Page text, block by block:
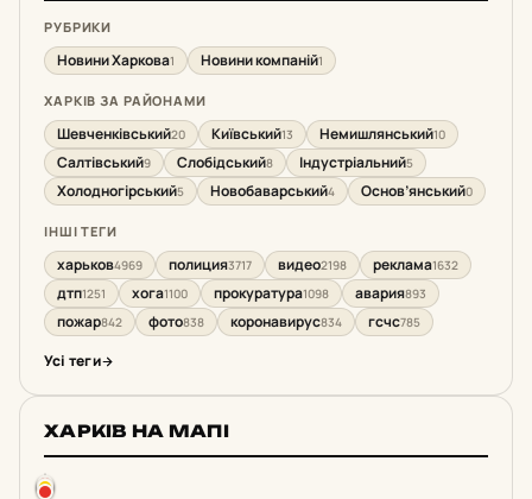
РУБРИКИ
Новини Харкова1 Новини компаній1
ХАРКІВ ЗА РАЙОНАМИ
Шевченківський20 Київський13 Немишлянський10
Салтівський9 Слобідський8 Індустріальний5
Холодногірський5 Новобаварський4 Основ’янський0
ІНШІ ТЕГИ
харьков4969 полиция3717 видео2198 реклама1632
дтп1251 хога1100 прокуратура1098 авария893
пожар842 фото838 коронавирус834 гсчс785
Усі теги
ХАРКІВ НА МАПІ